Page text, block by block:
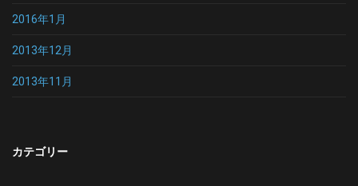
2016年1月
2013年12月
2013年11月
カテゴリー